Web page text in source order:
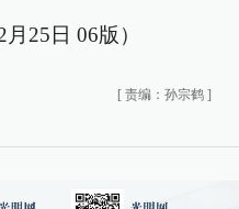
25日 06版）
[ 责编：孙宗鹤 ]